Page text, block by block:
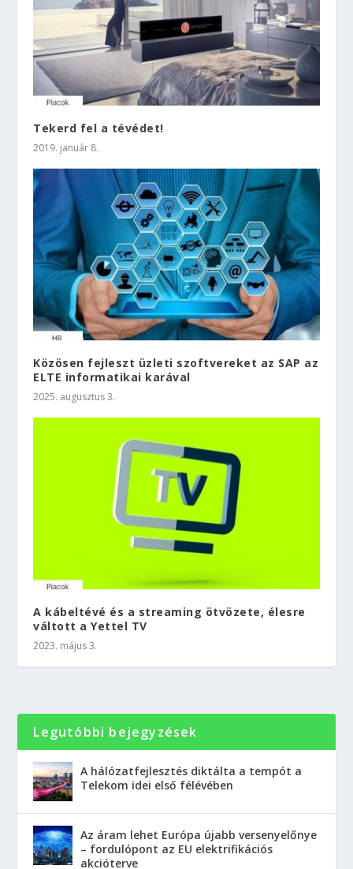
Tekerd fel a tévédet!
2019. január 8.
Közösen fejleszt üzleti szoftvereket az SAP az
ELTE informatikai karával
2025. augusztus 3.
A kábeltévé és a streaming ötvözete, élesre
váltott a Yettel TV
2023. május 3.
Legutóbbi bejegyzések
A hálózatfejlesztés diktálta a tempót a
Telekom idei első félévében
Az áram lehet Európa újabb versenyelőnye
– fordulópont az EU elektrifikációs
akcióterve